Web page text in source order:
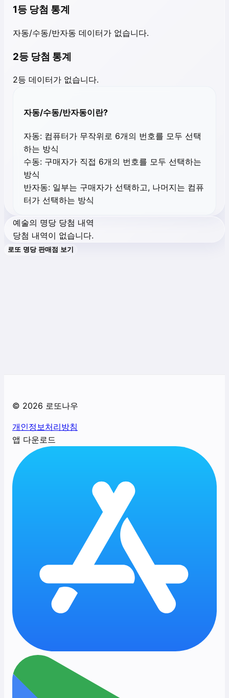
1등 당첨 통계
자동/수동/반자동 데이터가 없습니다.
2등 당첨 통계
2등 데이터가 없습니다.
자동/수동/반자동이란?
자동: 컴퓨터가 무작위로 6개의 번호를 모두 선택
하는 방식
수동: 구매자가 직접 6개의 번호를 모두 선택하는
방식
반자동: 일부는 구매자가 선택하고, 나머지는 컴퓨
터가 선택하는 방식
예술의 명당 당첨 내역
당첨 내역이 없습니다.
로또 명당 판매점 보기
© 2026 로또나우
개인정보처리방침
앱 다운로드